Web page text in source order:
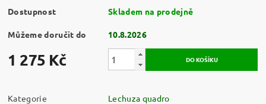
Dostupnost Skladem na prodejně
Můžeme doručit do 10.8.2026
1 275 Kč
Kategorie
Lechuza quadro